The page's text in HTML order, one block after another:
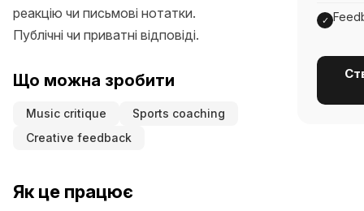
реакцію чи письмові нотатки.
Публічні чи приватні відповіді.
Що можна зробити
Music critique
Sports coaching
Creative feedback
Як це працює
✓